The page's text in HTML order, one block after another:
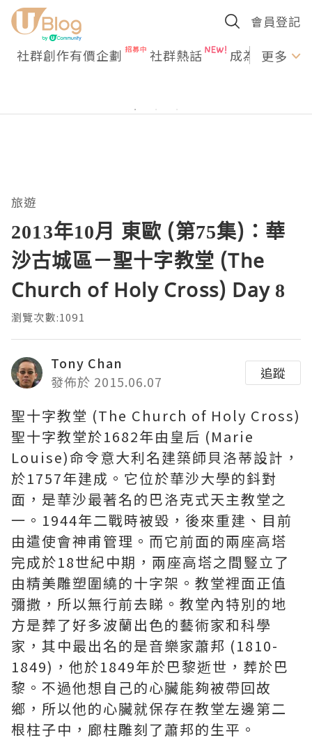
會員登記
社群創作有價企劃 社群熱話 成為U更多
旅遊
2013年10月 東歐 (第75集)：華
沙古城區－聖十字教堂 (The
Church of Holy Cross) Day 8
瀏覽次數:1091
Tony Chan
發佈於 2015.06.07
追蹤
聖十字教堂 (The Church of Holy Cross)
聖十字教堂於1682年由皇后 (Marie
Louise)命令意大利名建築師貝洛蒂設計，
於1757年建成。它位於華沙大學的鈄對
面，是華沙最著名的巴洛克式天主教堂之
一。1944年二戰時被毀，後來重建、目前
由遣使會神甫管理。而它前面的兩座高塔
完成於18世紀中期，兩座高塔之間豎立了
由精美雕塑圍繞的十字架。教堂裡面正值
彌撒，所以無行前去睇。教堂內特別的地
方是葬了好多波蘭出色的藝術家和科學
家，其中最出名的是音樂家蕭邦 (1810-
1849)，他於1849年於巴黎逝世，葬於巴
黎。不過他想自己的心臟能夠被帶回故
鄉，所以他的心臟就保存在教堂左邊第二
根柱子中，廊柱雕刻了蕭邦的生平。